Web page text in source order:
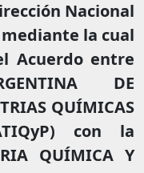
Nacional
la cual
Acuerdo entre
DE
QUÍMICAS
con la
QUÍMICA Y